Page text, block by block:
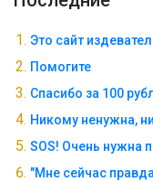
Это сайт
Помогите
Спасибо за 100
Никому ненужна,
SOS! Очень нужна
"Мне сейчас